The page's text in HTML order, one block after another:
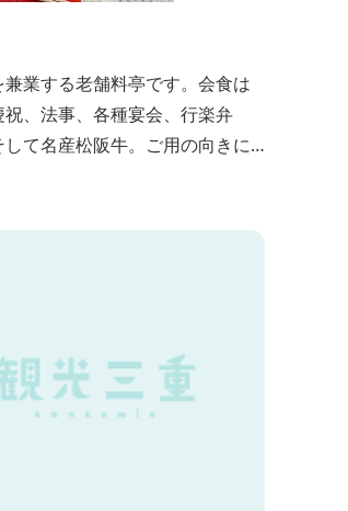
業する老舗料亭です。会食は
、法事、各種宴会、行楽弁
て名産松阪牛。ご用の向きに
いたします。また、宿泊のご
楽しみください。